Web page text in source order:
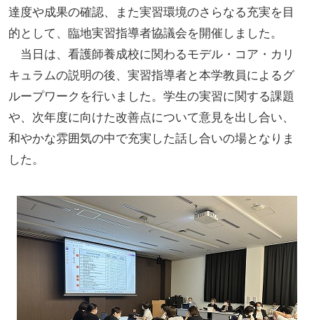
達度や成果の確認、また実習環境のさらなる充実を目
的として、臨地実習指導者協議会を開催しました。
当日は、看護師養成校に関わるモデル・コア・カリ
キュラムの説明の後、実習指導者と本学教員によるグ
ループワークを行いました。学生の実習に関する課題
や、次年度に向けた改善点について意見を出し合い、
和やかな雰囲気の中で充実した話し合いの場となりま
した。